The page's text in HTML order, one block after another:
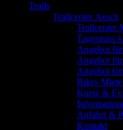
Trails
Trailcenter Aesch
Trailcenter
Tagespass
Angebot
Angebot
Angebot
Bikes
Kurse &
Anfahrt &
Kontakt